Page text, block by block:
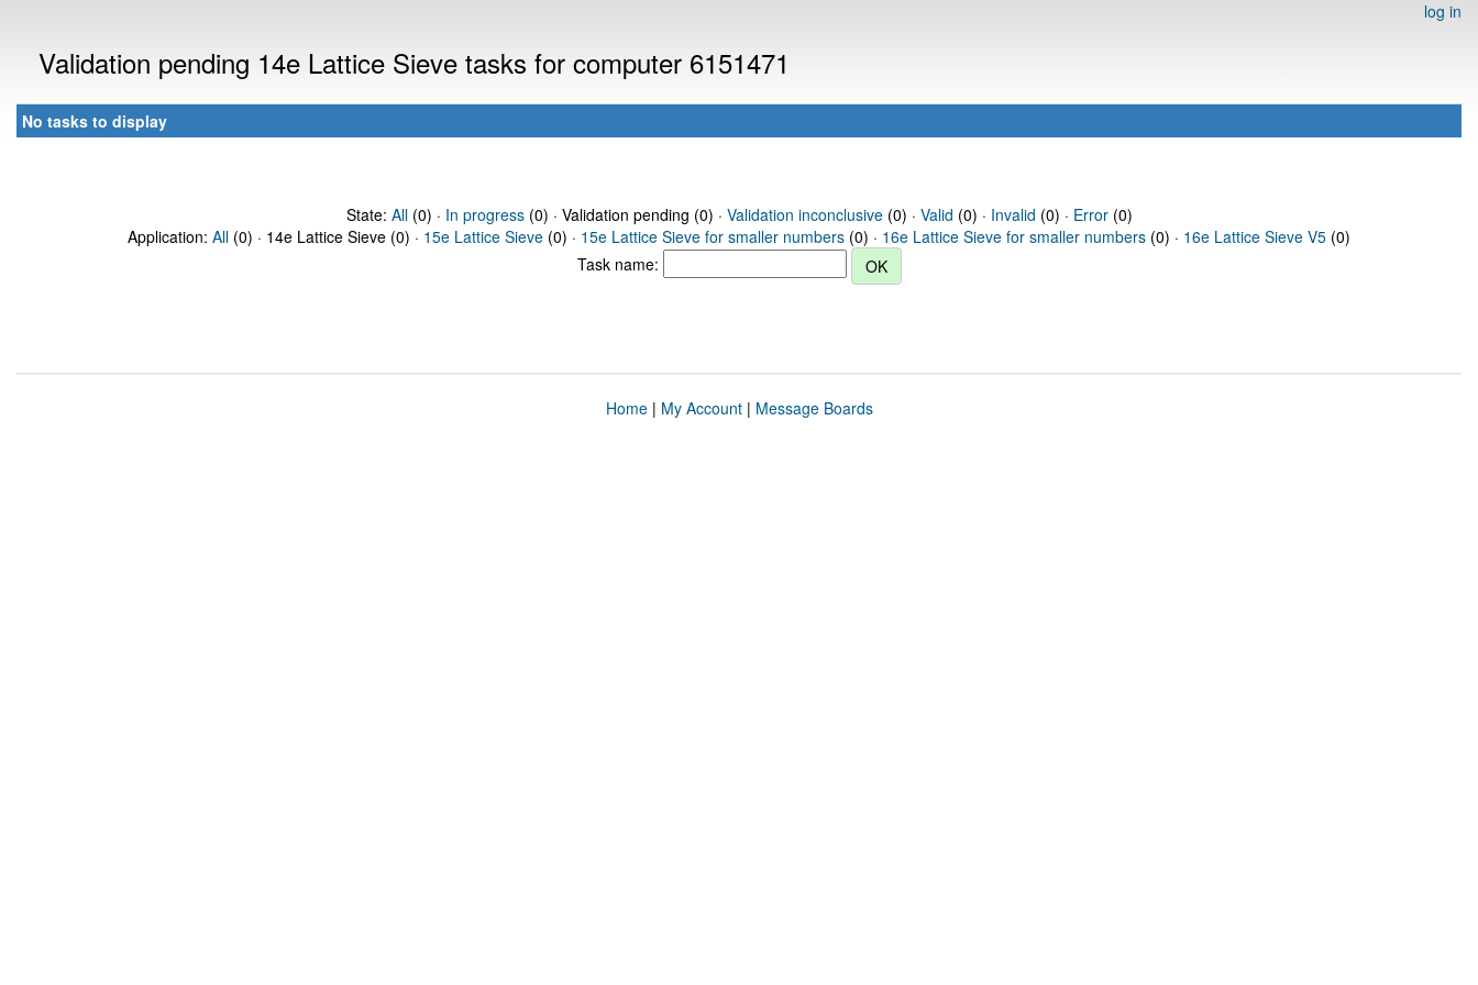
log in
Validation pending 14e Lattice Sieve tasks for computer 6151471
No tasks to display
State: All(0) · In progress(0) · Validation pending (0) · Validation inconclusive(0) · Valid (0) · Invalid (0) · Error(0)
Application: All (0) · 14e Lattice Sieve (0) · 15e Lattice Sieve (0) · 15e Lattice Sieve for smaller numbers (0) · 16e Lattice Sieve for smaller numbers (0) · 16e Lattice Sieve V5 (0)
Task name:
Home| My Account| Message Boards